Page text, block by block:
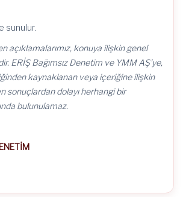
sunulur.
açıklamalarımız, konuya ilişkin genel
ERİŞ Bağımsız Denetim ve YMM AŞ’ye,
kaynaklanan veya içeriğine ilişkin
sonuçlardan dolayı herhangi bir
bulunulamaz.